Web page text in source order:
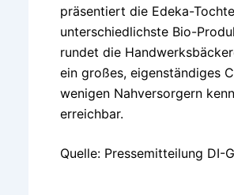
präsentiert die Edeka-
unterschiedlichste Bio-
rundet die
ein großes, eigenständiges
wenigen Nahversorgern
erreichbar.
Quelle: Pressemitteilung DI-